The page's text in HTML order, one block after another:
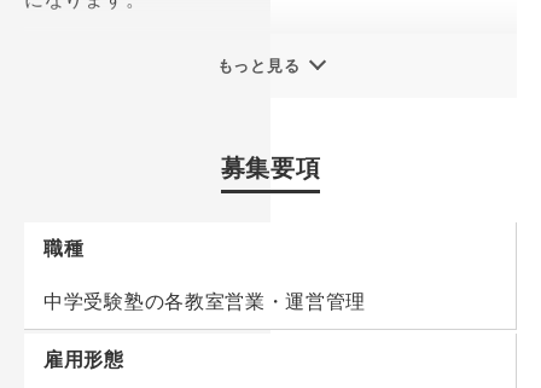
塾後に相談相手として指名されることもあり、子ども
教育業界未経験の方や、営業未経験の方も歓迎！
塾生たちの成長を見守りながら充実した仕事を一緒に
＜勤務例＞
12:50…出社
業務連絡、メールチェックなど
ご家庭は“以前テストを受けに来てくださった方々”。
いてヒアリング。興味を持っていただけた方に対して
す。
■安全管理について
もっと見る
募集要項
職種
中学受験塾の各教室営業・運営管理
雇用形態